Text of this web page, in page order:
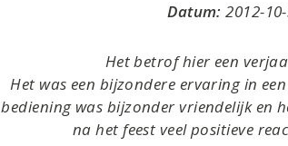
Datum: 2012-
Het betrof hier een
Het was een bijzondere ervaring in
bediening was bijzonder vriendelijk en
na het feest veel positieve